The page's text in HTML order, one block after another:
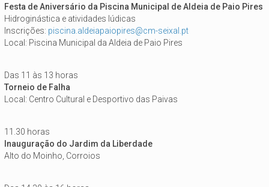
Festa de Aniversário da Piscina Municipal de Aldeia de Paio Pires
Hidroginástica e atividades lúdicas
Inscrições: piscina.aldeiapaiopires@cm-seixal.pt
Local: Piscina Municipal da Aldeia de Paio Pires
Das 11 às 13 horas
Torneio de Falha
Local: Centro Cultural e Desportivo das Paivas
11.30 horas
Inauguração do Jardim da Liberdade
Alto do Moinho, Corroios